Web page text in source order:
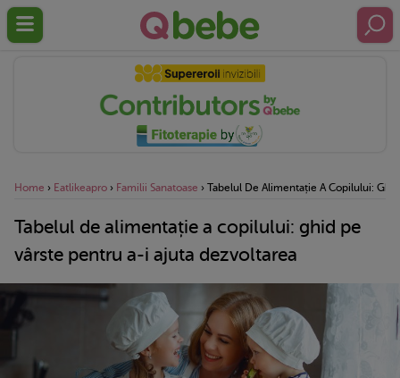
Home › Eatlikeapro › Familii Sanatoase › Tabelul De Alimentație A Copilului:
Tabelul de alimentație a copilului: ghid pe
vârste pentru a-i ajuta dezvoltarea